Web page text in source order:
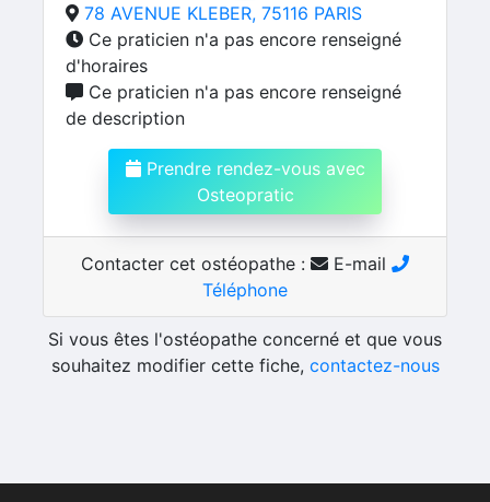
78 AVENUE KLEBER, 75116 PARIS
Ce praticien n'a pas encore renseigné
d'horaires
Ce praticien n'a pas encore renseigné
de description
Prendre rendez-vous avec
Osteopratic
Contacter cet ostéopathe :
E-mail
Téléphone
Si vous êtes l'ostéopathe concerné et que vous
souhaitez modifier cette fiche, contactez-nous